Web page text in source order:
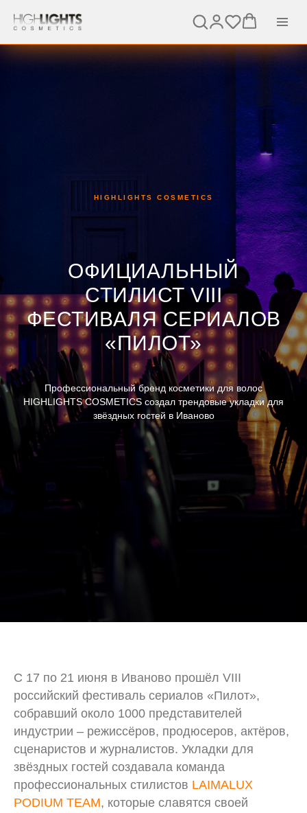
HIGHLIGHTS COSMETICS
ОФИЦИАЛЬНЫЙ
СТИЛИСТ VIII
ФЕСТИВАЛЯ СЕРИАЛОВ
«ПИЛОТ»
Профессиональный бренд косметики для волос
HIGHLIGHTS COSMETICS создал трендовые укладки для
звёздных гостей в Иваново
С 17 по 21 июня в Иваново прошёл VIII
российский фестиваль сериалов «Пилот»,
собравший около 1000 представителей
индустрии – режиссёров, продюсеров, актёров,
сценаристов и журналистов. Укладки для
звёздных гостей создавала команда
профессиональных стилистов LAIMALUX
PODIUM TEAM, которые славятся своей